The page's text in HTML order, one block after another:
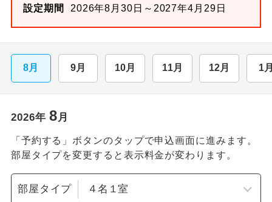
設定期間
2026年8月30日～2027年4月29日
8月 9月 10月 11月 12月 1
2026年 8月
「予約する」ボタンのタップで申込画面に進みます。
部屋タイプを変更すると表示料金が変わります。
部屋タイプ